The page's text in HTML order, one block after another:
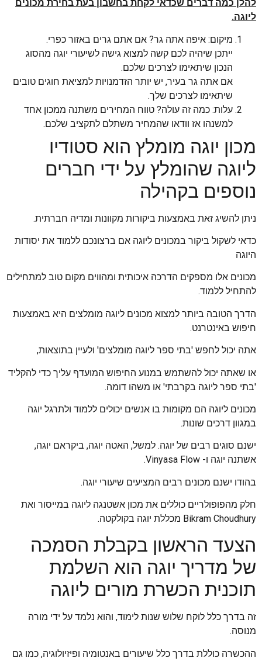
להלן כמה דברים שכדאי לקחת בחשבון בעת בחירת מכונים
ליוגה.
מיקום: איפה אתה גר? אם אתם גרים באזור כפרי.
ייתכן שיהיה לכם קשה למצוא גישה לשיעורי יוגה מהסוג
הנכון שיתאימו לצרכים שלכם.
אם אתה גר בעיר, יש יותר הזדמנויות למציאת חוגים טובים
שיתאימו לצרכים שלך.
עלות: כמה זה עולה? טווח המחירים משתנה ממכון אחד
למשנהו אז וודאו שהמחיר משתלם לתקציב שלכם.
מכון יוגה מומלץ הוא סטודיו
ליוגה שהומלץ על ידי חברים
נוספים בקהילה
ניתן להשיג זאת באמצעות ביקורות מקוונות ומדיה חברתית.
כדאי לשקול ביקור במכונים ליוגה אם ברצונכם ללמוד את יסודות
היוגה
מכונים אלו מספקים הדרכה איכותית ומהווים מקום טוב למתחילים
להתחיל ללמוד.
הדרך הטובה ביותר למצוא מכונים ליוגה מומלצים היא באמצעות
חיפוש באינטרנט.
אתה יכול לחפש 'בתי ספר ליוגה מומלצים' ולעיין בתוצאות,
או שאתה יכול להשתמש במנוע החיפוש המועדף עליך כדי להקליד
'בתי ספר ליוגה בקרבתי' או משהו דומה.
מכונים ליוגה הם מקומות בו אנשים יכולים ללמוד ולתרגל יוגה
במגוון דרכים שונות.
ישנם סוגים רבים של יוגה. למשל, האטה יוגה, ביקראם יוגה,
אשתנה יוגה ו- Vinyasa Flow.
בהודו ישנם מכונים רבים המציעים שיעורי יוגה.
חלק מהפופולריים כוללים את מכון אשטנגה ליוגה במייסור ואת
Bikram Choudhury מכללת יוגה בקולקטה.
הצעד הראשון בקבלת הסמכה
של מדריך יוגה הוא השלמת
תוכנית הכשרת מורים ליוגה
זה בדרך כלל לוקח שלוש שנות לימוד, והוא נלמד על ידי מורה
מנוסה.
ההכשרה כוללת בדרך כלל שיעורים באנטומיה ופיזיולוגיה, כמו גם